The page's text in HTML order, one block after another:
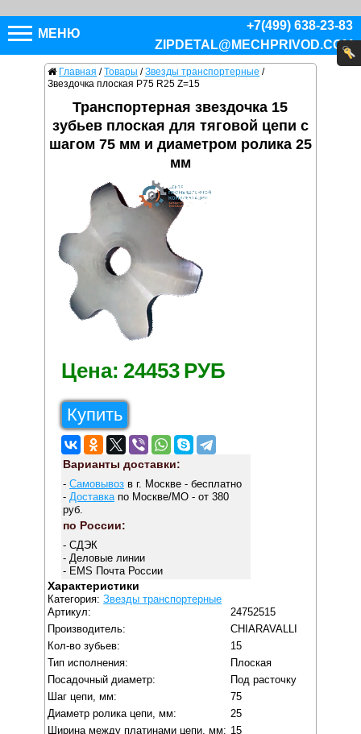
МЕНЮ
+7(499) 638-23-83
ZIPDETAL@MECHPRIVOD.COM
Главная / Товары / Звезды транспортерные /
Звездочка плоская P75 R25 Z=15
Транспортерная звездочка 15
зубьев плоская для тяговой цепи с
шагом 75 мм и диаметром ролика 25
мм
Цена: 24453 РУБ
Купить
Варианты доставки:
- Самовывозв г. Москве - бесплатно
- Доставкапо Москве/МО - от 380
руб.
по России:
- СДЭК
- Деловые линии
- EMS Почта России
Характеристики
Категория:Звезды транспортерные
Артикул:
24752515
Производитель:
CHIARAVALLI
Кол-во зубьев:
15
Тип исполнения:
Плоская
Посадочный диаметр:
Под расточку
Шаг цепи, мм:
75
Диаметр ролика цепи, мм:
25
Ширина между платинами цепи, мм: 15